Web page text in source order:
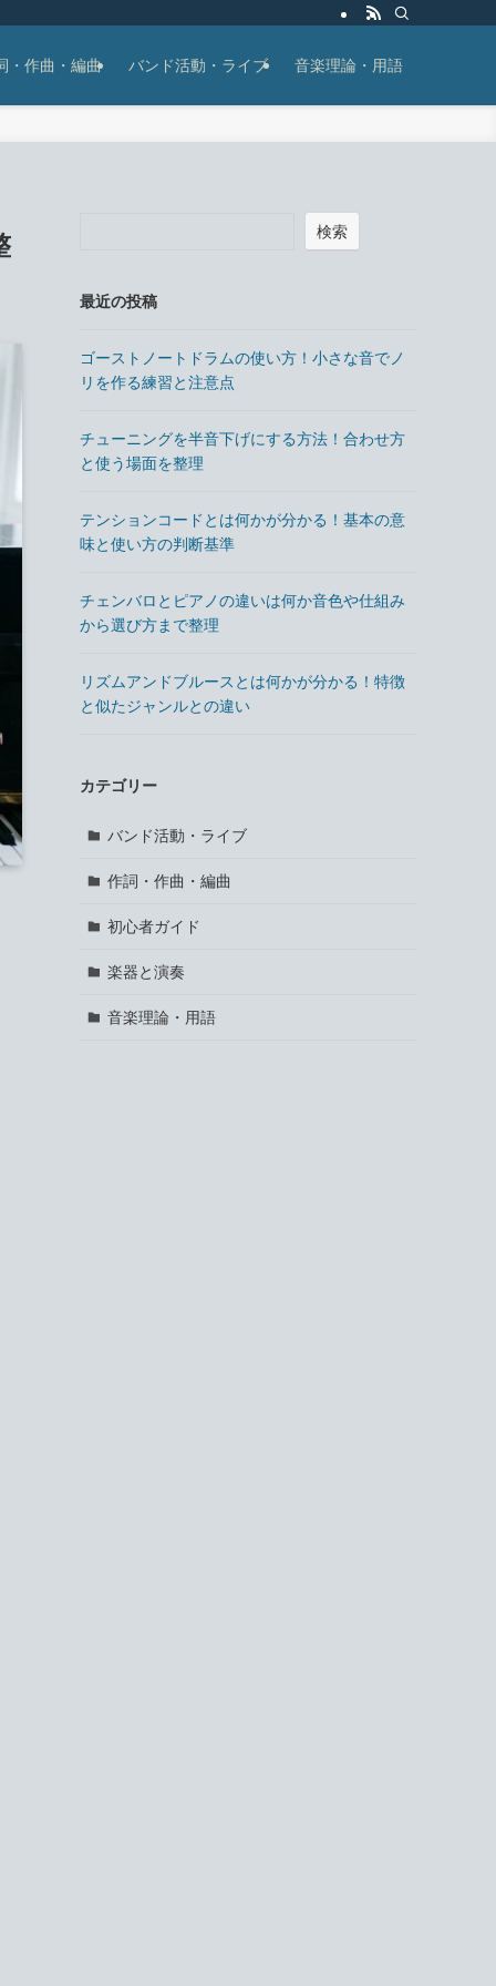
・作曲・編曲 バンド活動・ライブ 音楽理論・用語
検索
最近の投稿
ゴーストノートドラムの使い方！小さな音でノ
リを作る練習と注意点
チューニングを半音下げにする方法！合わせ方
と使う場面を整理
テンションコードとは何かが分かる！基本の意
味と使い方の判断基準
チェンバロとピアノの違いは何か音色や仕組み
から選び方まで整理
リズムアンドブルースとは何かが分かる！特徴
と似たジャンルとの違い
カテゴリー
バンド活動・ライブ
作詞・作曲・編曲
初心者ガイド
楽器と演奏
音楽理論・用語